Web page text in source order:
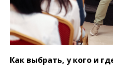
Как выбрать, у кого и